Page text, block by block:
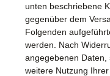
unten beschriebene
gegenüber dem
Folgenden
werden. Nach
angegebenen Daten,
weitere Nutzung